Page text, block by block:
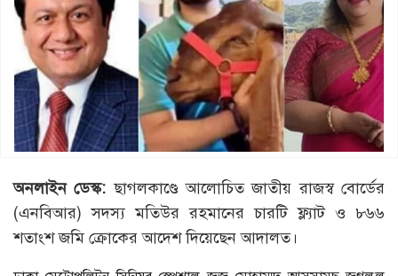
অনলাইন ডেস্ক:ছাগলকাণ্ডে আলোচিত জাতীয় রাজস্ব বোর্ডের
(এনবিআর) সদস্য মতিউর রহমানের চারটি ফ্ল্যাট ও ৮৬৬
শতাংশ জমি ক্রোকের আদেশ দিয়েছেন আদালত।